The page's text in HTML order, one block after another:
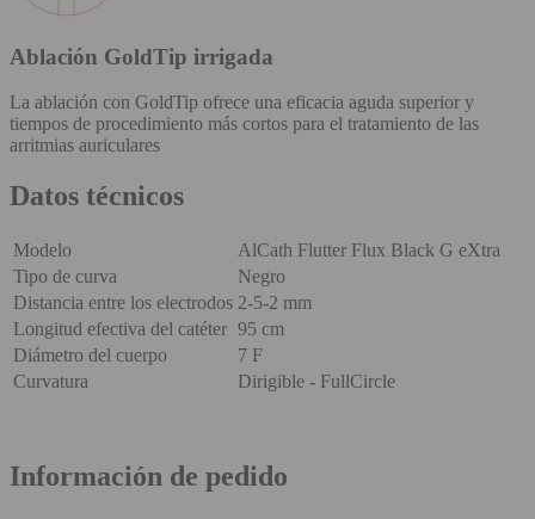
Ablación GoldTip irrigada
La ablación con GoldTip ofrece una eficacia aguda superior y
tiempos de procedimiento más cortos para el tratamiento de las
arritmias auriculares
Datos técnicos
Modelo
AlCath Flutter Flux Black G eXtra
Tipo de curva
Negro
Distancia entre los electrodos 2-5-2 mm
Longitud efectiva del catéter 95 cm
Diámetro del cuerpo
7 F
Curvatura
Dirigible - FullCircle
Información de pedido